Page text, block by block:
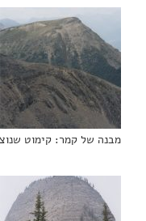
מבנה של קמר: קימוט